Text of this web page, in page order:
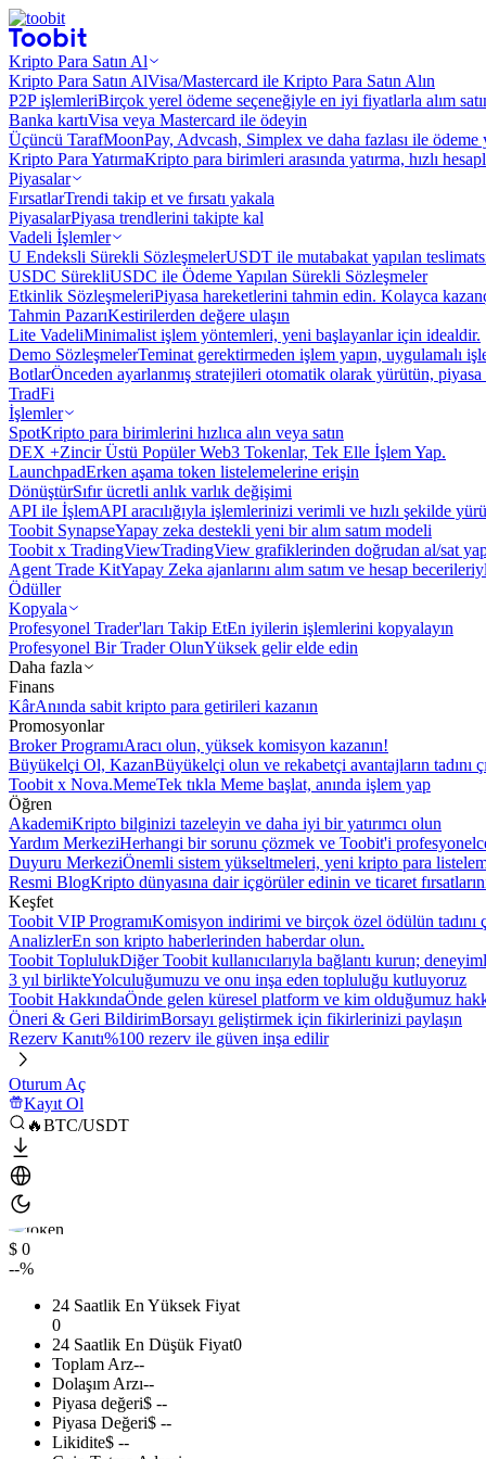
Kripto Para Satın Al
Kripto Para Satın AlVisa/Mastercard ile Kripto Para Satın Alın
P2P işlemleriBirçok yerel ödeme seçeneğiyle en iyi fiyatlarla alım
Banka kartıVisa veya Mastercard ile ödeyin
Üçüncü TarafMoonPay, Advcash, Simplex ve daha fazlası ile ödeme
Kripto Para YatırmaKripto para birimleri arasında yatırma, hızlı
Piyasalar
FırsatlarTrendi takip et ve fırsatı yakala
PiyasalarPiyasa trendlerini takipte kal
Vadeli İşlemler
U Endeksli Sürekli SözleşmelerUSDT ile mutabakat yapılan
USDC SürekliUSDC ile Ödeme Yapılan Sürekli Sözleşmeler
Etkinlik SözleşmeleriPiyasa hareketlerini tahmin edin. Kolayca
Tahmin PazarıKestirilerden değere ulaşın
Lite VadeliMinimalist işlem yöntemleri, yeni başlayanlar için idealdir.
Demo SözleşmelerTeminat gerektirmeden işlem yapın, uygulamalı
BotlarÖnceden ayarlanmış stratejileri otomatik olarak yürütün, piyasa
TradFi
İşlemler
SpotKripto para birimlerini hızlıca alın veya satın
DEX +Zincir Üstü Popüler Web3 Tokenlar, Tek Elle İşlem Yap.
LaunchpadErken aşama token listelemelerine erişin
DönüştürSıfır ücretli anlık varlık değişimi
API ile İşlemAPI aracılığıyla işlemlerinizi verimli ve hızlı şekilde
Toobit SynapseYapay zeka destekli yeni bir alım satım modeli
Toobit x TradingViewTradingView grafiklerinden doğrudan al/sat
Agent Trade KitYapay Zeka ajanlarını alım satım ve hesap
Ödüller
Kopyala
Profesyonel Trader'ları Takip EtEn iyilerin işlemlerini kopyalayın
Profesyonel Bir Trader OlunYüksek gelir elde edin
Daha fazla
Finans
KârAnında sabit kripto para getirileri kazanın
Promosyonlar
Broker ProgramıAracı olun, yüksek komisyon kazanın!
Büyükelçi Ol, KazanBüyükelçi olun ve rekabetçi avantajların tadını
Toobit x Nova.MemeTek tıkla Meme başlat, anında işlem yap
Öğren
AkademiKripto bilginizi tazeleyin ve daha iyi bir yatırımcı olun
Yardım MerkeziHerhangi bir sorunu çözmek ve Toobit'i
Duyuru MerkeziÖnemli sistem yükseltmeleri, yeni kripto para
Resmi BlogKripto dünyasına dair içgörüler edinin ve ticaret
Keşfet
Toobit VIP ProgramıKomisyon indirimi ve birçok özel ödülün tadını
AnalizlerEn son kripto haberlerinden haberdar olun.
Toobit ToplulukDiğer Toobit kullanıcılarıyla bağlantı kurun;
3 yıl birlikteYolculuğumuzu ve onu inşa eden topluluğu kutluyoruz
Toobit HakkındaÖnde gelen küresel platform ve kim olduğumuz
Öneri & Geri BildirimBorsayı geliştirmek için fikirlerinizi paylaşın
Rezerv Kanıtı%100 rezerv ile güven inşa edilir
Oturum Aç
Kayıt Ol
🔥BTC/USDT
$ 0
--%
24 Saatlik En Yüksek Fiyat
0
24 Saatlik En Düşük Fiyat0
Toplam Arz--
Dolaşım Arzı--
Piyasa değeri$ --
Piyasa Değeri$ --
Likidite$ --